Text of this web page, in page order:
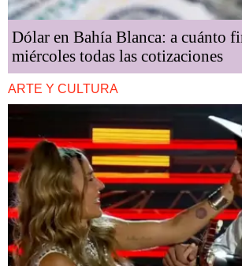
Dólar en Bahía Blanca: a cuánto
miércoles todas las cotizaciones
ARTE Y CULTURA